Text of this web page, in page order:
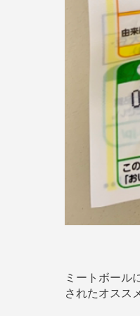
ミートボール
されたオスス